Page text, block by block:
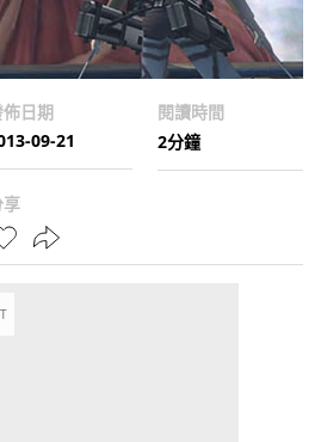
日期
09-21
閱讀時間
2分鐘
享